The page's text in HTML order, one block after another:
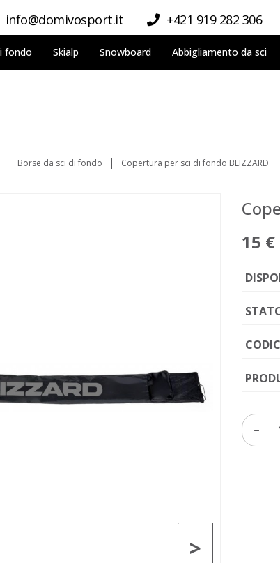
info@domivosport.it +421 919 282 306
fondo Skialp Snowboard Abbigliamento da sci
Borse da sci di fondo Copertura per sci di fondo BLIZZARD
>
15 €